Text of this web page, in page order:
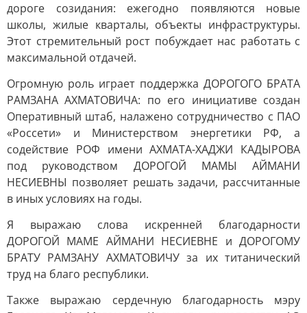
дороге созидания: ежегодно появляются новые
школы, жилые кварталы, объекты инфраструктуры.
Этот стремительный рост побуждает нас работать с
максимальной отдачей.
Огромную роль играет поддержка ДОРОГОГО БРАТА
РАМЗАНА АХМАТОВИЧА: по его инициативе создан
Оперативный штаб, налажено сотрудничество с ПАО
«Россети» и Министерством энергетики РФ, а
содействие РОФ имени АХМАТА-ХАДЖИ КАДЫРОВА
под руководством ДОРОГОЙ МАМЫ АЙМАНИ
НЕСИЕВНЫ позволяет решать задачи, рассчитанные
в иных условиях на годы.
Я выражаю слова искренней благодарности
ДОРОГОЙ МАМЕ АЙМАНИ НЕСИЕВНЕ и ДОРОГОМУ
БРАТУ РАМЗАНУ АХМАТОВИЧУ за их титанический
труд на благо республики.
Также выражаю сердечную благодарность мэру